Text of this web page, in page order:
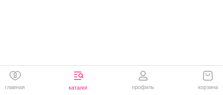
главная каталог профиль корзина